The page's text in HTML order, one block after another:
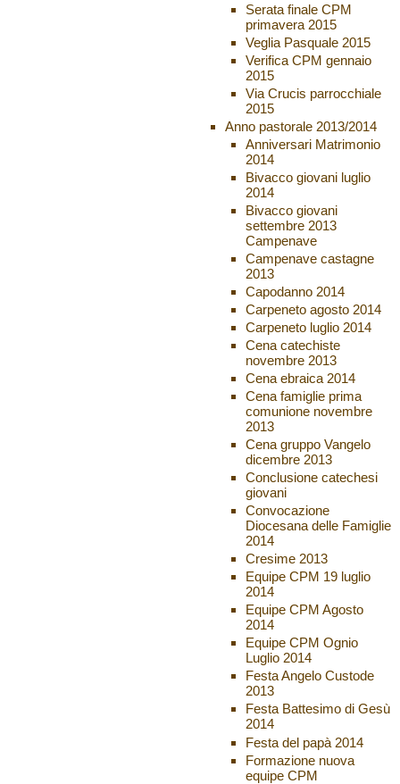
Serata finale CPM
primavera 2015
Veglia Pasquale 2015
Verifica CPM gennaio
2015
Via Crucis parrocchiale
2015
Anno pastorale 2013/2014
Anniversari Matrimonio
2014
Bivacco giovani luglio
2014
Bivacco giovani
settembre 2013
Campenave
Campenave castagne
2013
Capodanno 2014
Carpeneto agosto 2014
Carpeneto luglio 2014
Cena catechiste
novembre 2013
Cena ebraica 2014
Cena famiglie prima
comunione novembre
2013
Cena gruppo Vangelo
dicembre 2013
Conclusione catechesi
giovani
Convocazione
Diocesana delle Famiglie
2014
Cresime 2013
Equipe CPM 19 luglio
2014
Equipe CPM Agosto
2014
Equipe CPM Ognio
Luglio 2014
Festa Angelo Custode
2013
Festa Battesimo di Gesù
2014
Festa del papà 2014
Formazione nuova
equipe CPM